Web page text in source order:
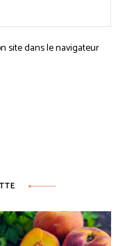
site dans le navigateur